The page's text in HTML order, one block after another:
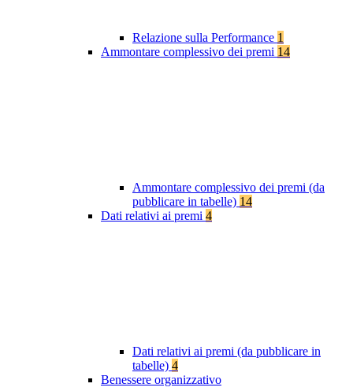
Relazione sulla Performance 1
Ammontare complessivo dei premi 14
Ammontare complessivo dei premi (da
pubblicare in tabelle) 14
Dati relativi ai premi 4
Dati relativi ai premi (da pubblicare in
tabelle) 4
Benessere organizzativo